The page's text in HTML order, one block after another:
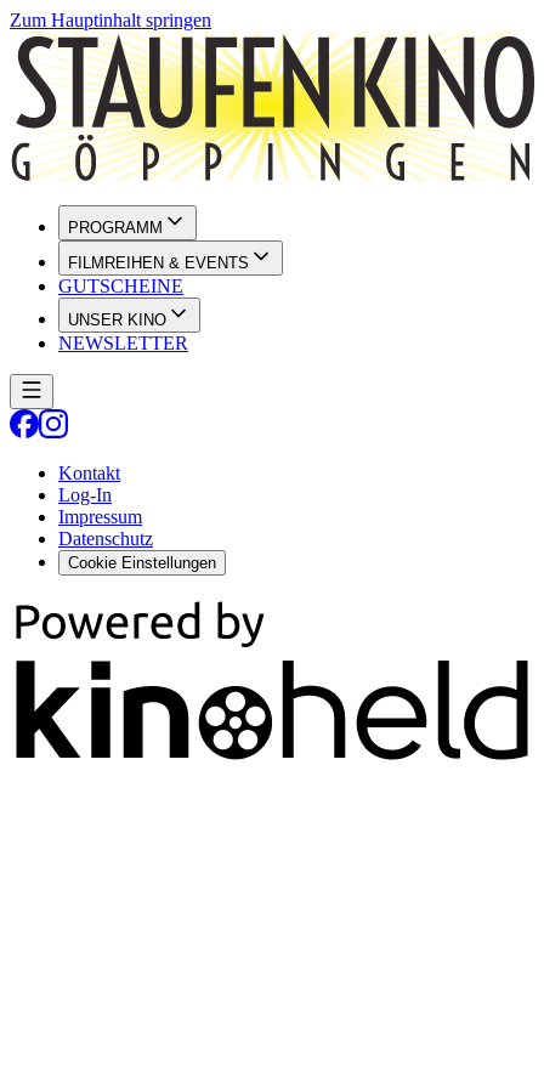
Zum Hauptinhalt springen
PROGRAMM
FILMREIHEN & EVENTS
GUTSCHEINE
UNSER KINO
NEWSLETTER
Kontakt
Log-In
Impressum
Datenschutz
Cookie Einstellungen